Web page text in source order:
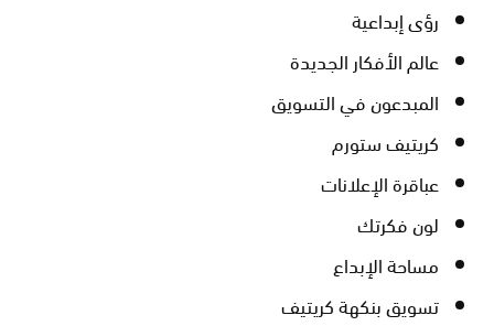
رؤى إبداعية
عالم الأفكار الجديدة
المبدعون في التسويق
كريتيف ستورم
عباقرة الإعلانات
لون فكرتك
مساحة الإبداع
تسويق بنكهة كريتيف